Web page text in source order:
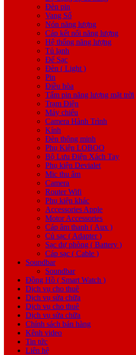
Đèn pin
Vang Số
Nón năng lượng
Cáp kết nối năng lượng
Hệ thống năng lượng
Tủ lạnh
Đế Sạc
Đèn ( Light )
Pin
Điều hòa
Tấm pin năng lượng mặt trời
Trạm Điện
Máy chiếu
Camera Hành Trình
Kính
Đèn thông minh
Phụ Kiện LOBOO
Bộ Lưu Điện Xách Tay
Phụ kiện Devialet
Mic thu âm
Camera
Router Wifi
Phụ kiện khác
Accessories Apple
Motor Accessories
Cáp âm thanh ( Aux )
Củ sạc ( Adapter )
Sạc dự phòng ( Battery )
Cáp sạc ( Cable )
Soundbar
Soundbar
Đồng Hồ ( Smart Watch )
Dịch vụ cho thuê
Dịch vụ sửa chữa
Dịch vụ cho thuê
Dịch vụ sửa chữa
Chính sách bán hàng
Kênh video
Tin tức
Liên hệ